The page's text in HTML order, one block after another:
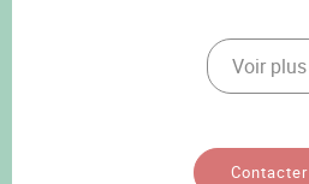
Voir plus
Contacter